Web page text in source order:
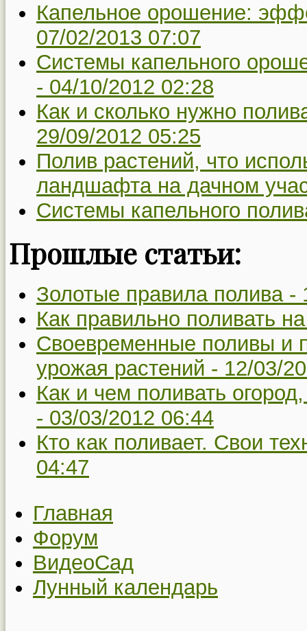
Капельное орошение:
07/02/2013 07:07
Системы капельного
- 04/10/2012 02:28
Как и сколько нужно
29/09/2012 05:25
Полив растений, что
ландшафта на дачном
Системы капельного
Прошлые статьи:
Золотые правила полива -
Как правильно поливать
Своевременные поливы и
урожая растений - 12/03/
Как и чем поливать
- 03/03/2012 06:44
Кто как поливает. Свои
04:47
Главная
Форум
ВидеоСад
Лунный календарь